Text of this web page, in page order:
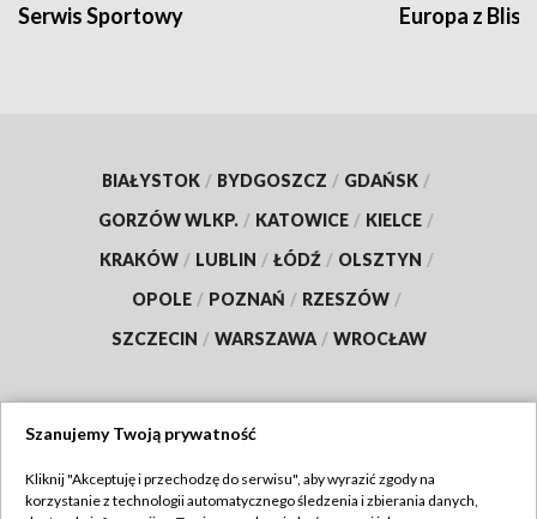
Serwis Sportowy Europa z
BIAŁYSTOK / BYDGOSZCZ / GDAŃSK /
GORZÓW WLKP. / KATOWICE / KIELCE /
KRAKÓW / LUBLIN / ŁÓDŹ / OLSZTYN /
OPOLE / POZNAŃ / RZESZÓW /
SZCZECIN / WARSZAWA / WROCŁAW
TVP
Szanujemy Twoją prywatność
Kliknij "Akceptuję i przechodzę do serwisu", aby wyrazić zgody na
korzystanie z technologii automatycznego śledzenia i zbierania danych,